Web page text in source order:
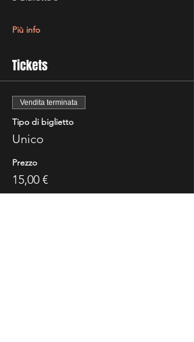
Più info
Tickets
Vendita terminata
Tipo di biglietto
Unico
Prezzo
15,00 €